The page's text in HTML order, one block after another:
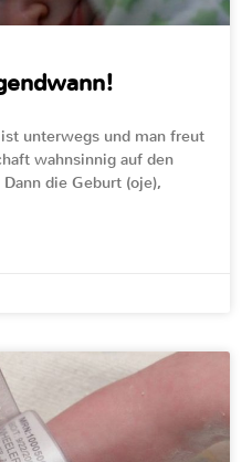
unterwegs und man freut
wahnsinnig auf den
die Geburt (oje),